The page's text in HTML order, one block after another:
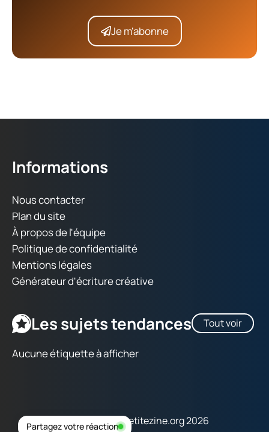
Je m'abonne
Informations
Nous contacter
Plan du site
À propos de l'équipe
Politique de confidentialité
Mentions légales
Générateur d'écriture créative
Les sujets tendances Tout voir
Aucune étiquette à afficher
Copyright © lapetitezine.org 2026
Partagez votre réaction